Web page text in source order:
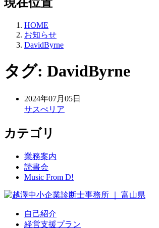
HOME
お知らせ
DavidByrne
タグ: DavidByrne
2024年07月05日
サスぺリア
カテゴリ
業務案内
読書会
Music From D!
自己紹介
経営支援プラン